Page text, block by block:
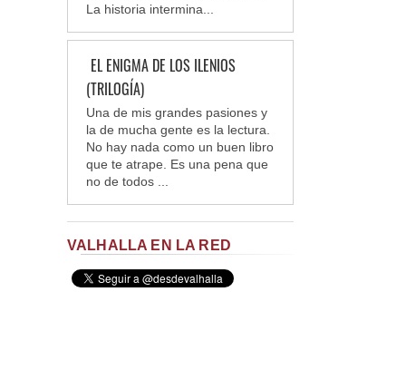
La historia intermina...
EL ENIGMA DE LOS ILENIOS
(TRILOGÍA)
Una de mis grandes pasiones y
la de mucha gente es la lectura.
No hay nada como un buen libro
que te atrape. Es una pena que
no de todos ...
VALHALLA EN LA RED